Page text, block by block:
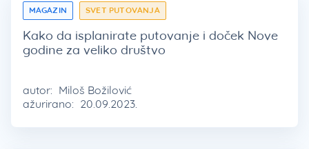
MAGAZIN SVET PUTOVANJA
Kako da isplanirate putovanje i doček Nove
godine za veliko društvo
autor: Miloš Božilović
ažurirano: 20.09.2023.